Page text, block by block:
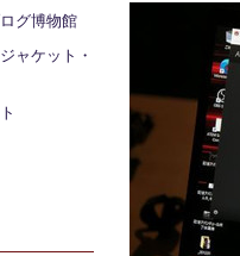
グ博物館
ャケット・